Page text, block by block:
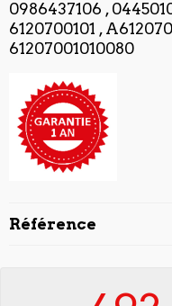
0986437106 ,
6120700101 ,
61207001010080
Référence